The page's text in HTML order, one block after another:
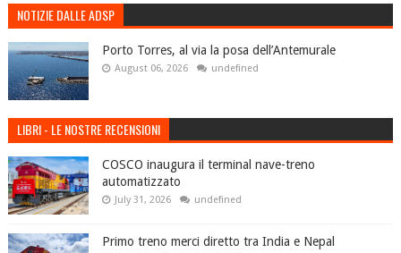
NOTIZIE DALLE ADSP
Porto Torres, al via la posa dell’Antemurale
August 06, 2026 undefined
LIBRI - LE NOSTRE RECENSIONI
COSCO inaugura il terminal nave-treno
automatizzato
July 31, 2026 undefined
Primo treno merci diretto tra India e Nepal